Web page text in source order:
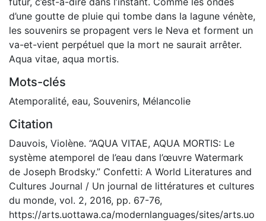
d’une goutte de pluie qui tombe dans la lagune vénète,
les souvenirs se propagent vers le Neva et forment un
va-et-vient perpétuel que la mort ne saurait arrêter.
Aqua vitae, aqua mortis.
Mots-clés
Atemporalité, eau, Souvenirs, Mélancolie
Citation
Dauvois, Violène. “AQUA VITAE, AQUA MORTIS: Le
système atemporel de l’eau dans l’œuvre Watermark
de Joseph Brodsky.” Confetti: A World Literatures and
Cultures Journal / Un journal de littératures et cultures
du monde, vol. 2, 2016, pp. 67-76,
https://arts.uottawa.ca/modernlanguages/sites/arts.uo